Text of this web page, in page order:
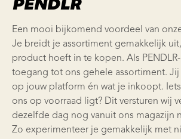
Een mooi bijkomend voordeel van
Je breidt je assortiment gemakkelijk
product hoeft in te kopen. Als
toegang tot ons gehele assortiment.
op jouw platform én wat je inkoopt.
ons op voorraad ligt? Dit versturen wij
dezelfde dag nog vanuit ons magazijn
Zo experimenteer je gemakkelijk met